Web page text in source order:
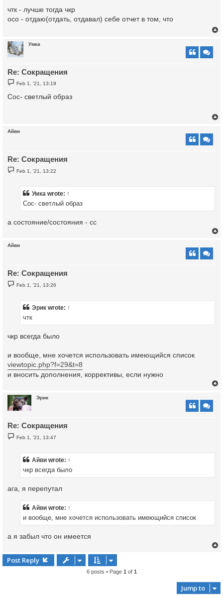
t
чтк - лучше тогда чкр
осо - отдаю(отдать, отдавал) себе отчет в том, что
Умка
Re: Сокращения
P
o
t
Feb 1, '21, 13:19
Сос- светлый образ
Айви
Re: Сокращения
P
o
Feb 1, '21, 13:22
Умка wrote: ↑
Сос- светлый образ
а состояние/состояния - сс
Айви
Re: Сокращения
P
o
Feb 1, '21, 13:26
Эрик wrote: ↑
чтк
чкр всегда было
и вообще, мне хочется использовать имеющийся список
viewtopic.php?f=29&t=8
и вносить дополнения, коррективы, если нужно
Эрик
Re: Сокращения
P
o
Feb 1, '21, 13:47
Айви wrote: ↑
чкр всегда было
ага, я перепутал
Айви wrote: ↑
и вообще, мне хочется использовать имеющийся список
а я забыл что он имеется
Post Reply
6 posts • Page 1 of 1
Jump to